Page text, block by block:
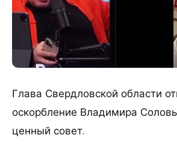
Глава Свердловской области
оскорбление Владимира
ценный совет.